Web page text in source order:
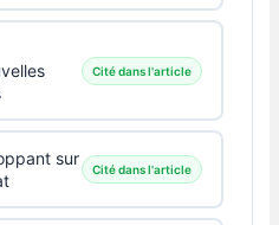
Cité dans l'article
sur
Cité dans l'article